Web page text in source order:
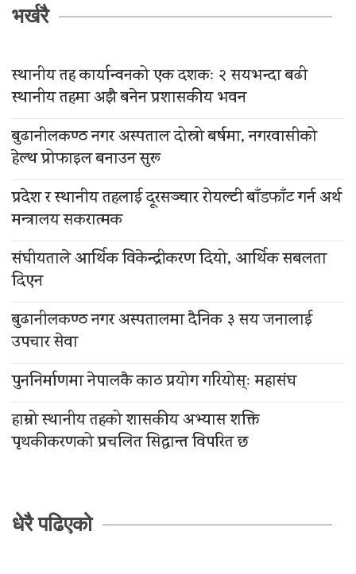
भर्खरै
स्थानीय तह कार्यान्वनको एक दशकः २ सयभन्दा बढी
स्थानीय तहमा अझै बनेन प्रशासकीय भवन
बुढानीलकण्ठ नगर अस्पताल दोस्रो बर्षमा, नगरवासीको
हेल्थ प्रोफाइल बनाउन सुरू
प्रदेश र स्थानीय तहलाई दूरसञ्चार रोयल्टी बाँडफाँट गर्न अर्थ
मन्त्रालय सकरात्मक
संघीयताले आर्थिक विकेन्द्रीकरण दियो, आर्थिक सबलता
दिएन
बुढानीलकण्ठ नगर अस्पतालमा दैनिक ३ सय जनालाई
उपचार सेवा
पुननिर्माणमा नेपालकै काठ प्रयोग गरियोस्ः महासंघ
हाम्रो स्थानीय तहको शासकीय अभ्यास शक्ति
पृथकीकरणको प्रचलित सिद्धान्त विपरित छ
धेरै पढिएको